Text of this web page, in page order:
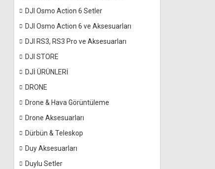
DJI Osmo Action 6 Setler
DJI Osmo Action 6 ve Aksesuarları
DJI RS3, RS3 Pro ve Aksesuarları
DJI STORE
DJİ ÜRÜNLERİ
DRONE
Drone & Hava Görüntüleme
Drone Aksesuarları
Dürbün & Teleskop
Duy Aksesuarları
Duylu Setler